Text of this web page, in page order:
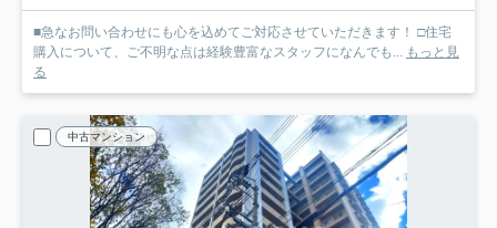
■急なお問い合わせにも心を込めてご対応させていただきます！ □住宅
購入について、ご不明な点は経験豊富なスタッフになんでも... もっと見
る
中古マンション